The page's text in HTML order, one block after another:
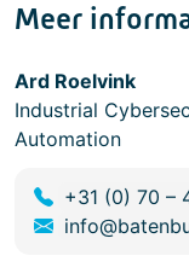
Meer
Ard Roelvink
Industrial
Automation
+31 (0) 70 –